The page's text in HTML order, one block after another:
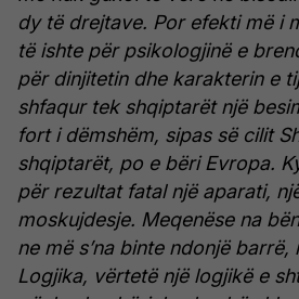
dy të drejtave. Por efekti më i
të ishte për psikologjinë e
për dinjitetin dhe karakterin e
shfaqur tek shqiptarët një
fort i dëmshëm, sipas së cilit
shqiptarët, po e bëri Evropa.
për rezultat fatal një aparati,
moskujdesje. Meqenëse na
ne më s’na binte ndonjë
Logjika, vërtetë një logjikë e